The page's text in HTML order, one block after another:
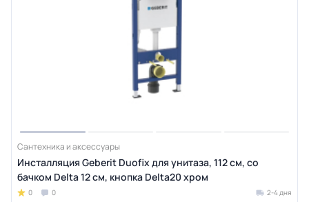
Сантехника и аксессуары
Инсталляция Geberit Duofix для унитаза, 112 см, со
бачком Delta 12 см, кнопка Delta20 хром
0 0 2-4 дня